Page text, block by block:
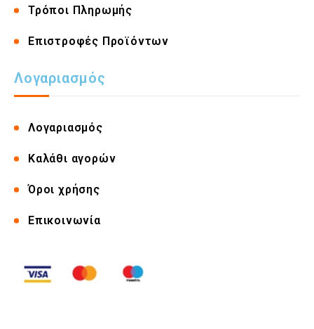
Τρόποι Πληρωμής
Επιστροφές Προϊόντων
Λογαριασμός
Λογαριασμός
Καλάθι αγορών
Όροι χρήσης
Επικοινωνία